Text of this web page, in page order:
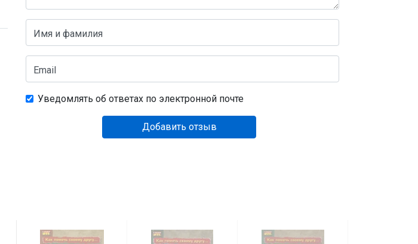
Имя и фамилия
Email
Уведомлять об ответах по электронной почте
Добавить отзыв